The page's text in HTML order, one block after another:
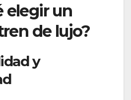
elegir un
de lujo?
y